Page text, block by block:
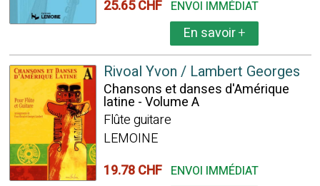
25.65 CHF ENVOI IMMÉDIAT
En savoir+
Rivoal Yvon / Lambert Georges
Chansons et danses d'Amérique
latine - Volume A
Flûte guitare
LEMOINE
19.78 CHF ENVOI IMMÉDIAT